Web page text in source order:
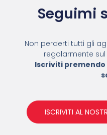
Seguimi
Non perderti tutti gli
regolarmente
Iscriviti premendo
ISCRIVITI AL